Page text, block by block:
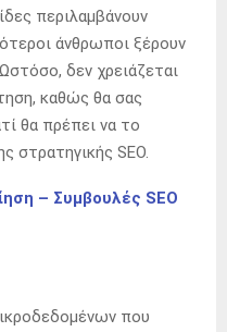
περιλαμβάνουν
άνθρωποι ξέρουν
δεν χρειάζεται
καθώς θα σας
θα πρέπει να το
στρατηγικής SEO.
– Συμβουλές SEO
που